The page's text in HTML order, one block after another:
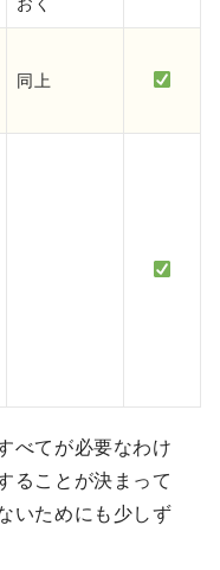
同上
べてが必要なわけ
ることが決まって
いためにも少しず